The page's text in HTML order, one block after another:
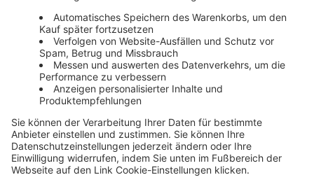
Themenwelten und Produktschulungen
Haufe Group
Impressum AGBDatenschutzCookie-Einstellungen verwalten